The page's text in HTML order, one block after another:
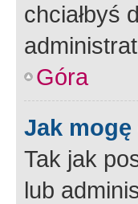
chciałbyś
Góra
Jak
Tak jak
lub